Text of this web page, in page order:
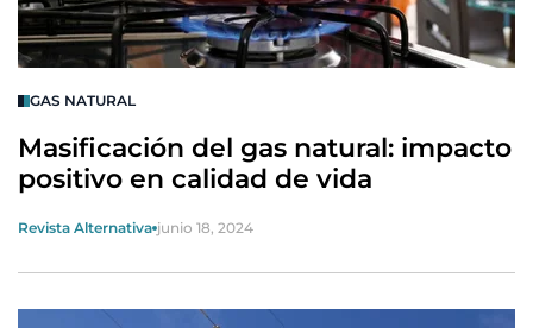
GAS NATURAL
Masificación del gas natural: impacto
positivo en calidad de vida
Revista Alternativa junio 18, 2024